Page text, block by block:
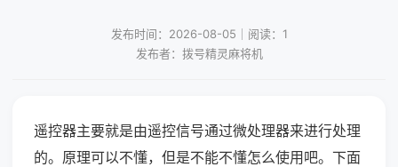
发布时间：2026-08-05｜阅读：1
发布者：拨号精灵麻将机
遥控器主要就是由遥控信号通过微处理器来进行处理
的。原理可以不懂，但是不能不懂怎么使用吧。下面